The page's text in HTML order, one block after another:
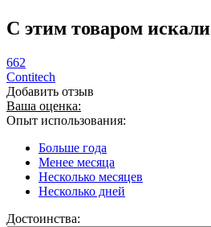
C этим товаром искали
662
Contitech
Добавить отзыв
Ваша оценка:
Опыт использования:
Больше года
Менее месяца
Несколько месяцев
Несколько дней
Достоинства: